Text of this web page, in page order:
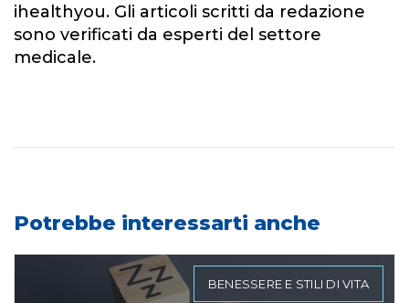
ihealthyou. Gli articoli scritti da redazione
sono verificati da esperti del settore
medicale.
Potrebbe interessarti anche
BENESSERE E STILI DI VITA